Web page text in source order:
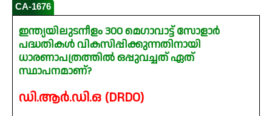
CA-1676
ഇന്ത്യയിലുടനീളം 300 മെഗാവാട്ട് സോളാർ
പദ്ധതികൾ വികസിപ്പിക്കുന്നതിനായി
ധാരണാപത്രത്തിൽ ഒപ്പുവച്ചത് ഏത്
സ്ഥാപനമാണ്?
ഡി.ആർ.ഡി.ഒ (DRDO)